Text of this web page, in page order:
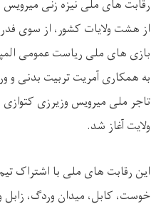
از هشت ولایات کشور، از سوی
بازی های ملی ریاست عمومی
به همکاری آمریت تربیت بدنی و
تاجر ملی میرویس وزیرزی
ولایت آغاز شد.
این رقابت های ملی با اشتراک تیم
خوست، کابل، ميدان وردگ، زابل وغزنی